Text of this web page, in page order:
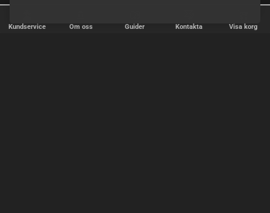
Kundservice Om oss Guider Kontakta Visa korg